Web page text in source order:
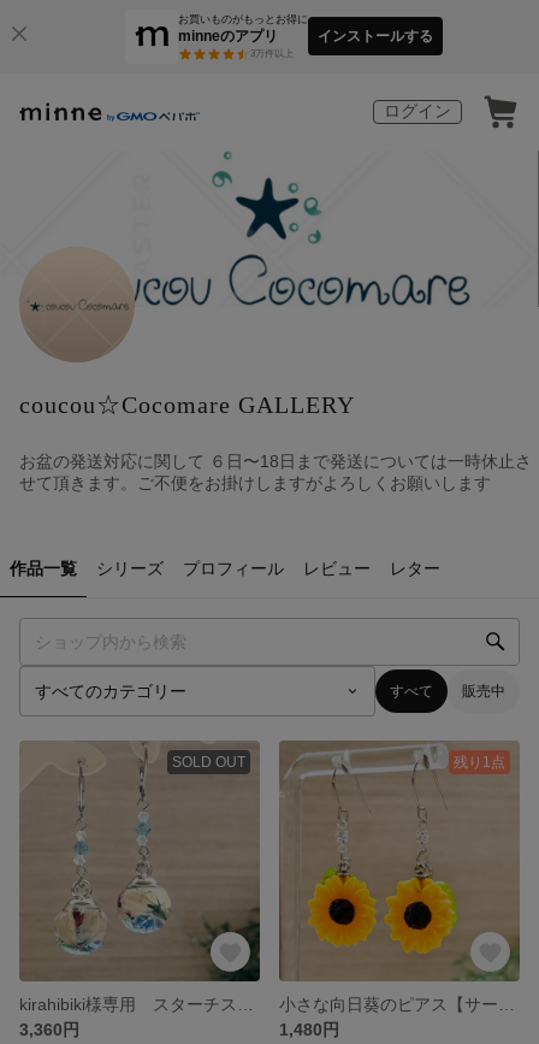
お買いものがもっとお得に
minneのアプリ
3万件以上
インストールする
ログイン
coucou☆Cocomare GALLERY
お盆の発送対応に関して ６日〜18日まで発送については一時休止さ
せて頂きます。ご不便をお掛けしますがよろしくお願いします
作品一覧 シリーズ プロフィール レビュー レター
すべて 販売中
SOLD OUT
3,360円
残り1点
1,480円